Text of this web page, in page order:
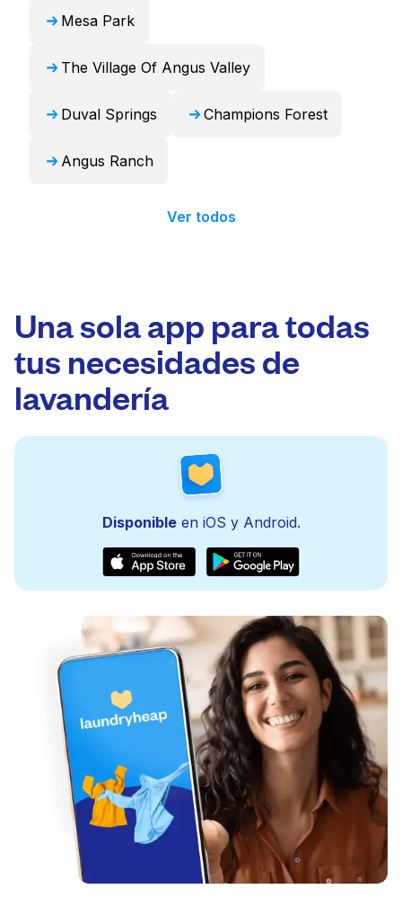
Mesa Park
The Village Of Angus Valley
Duval Springs Champions Forest
Angus Ranch
Ver todos
Una sola app para todas
tus necesidades de
lavandería
Disponibleen iOS y Android.